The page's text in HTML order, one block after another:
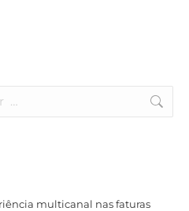
multicanal nas faturas